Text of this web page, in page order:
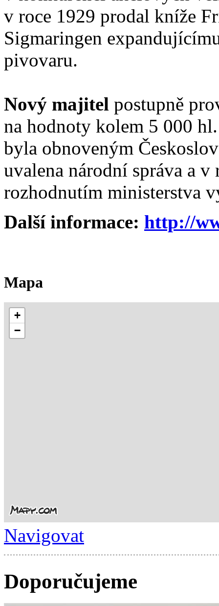
v roce 1929 prodal kníže
Sigmaringen
pivovaru.
Nový majitel postupně
na hodnoty kolem 5 000
byla obnoveným
uvalena národní správa a
rozhodnutím ministerstva
Další informace: http://
Mapa
Navigovat
Doporučujeme